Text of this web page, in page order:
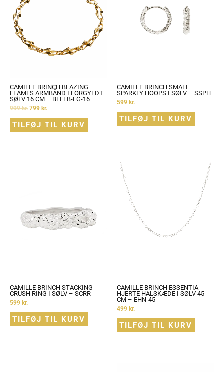
CAMILLE BRINCH BLAZING
FLAMES ARMBÅND I FORGYLDT
SØLV 16 CM – BLFLB-FG-16
999kr. 799 kr.
TILFØJ TIL KURV
CAMILLE BRINCH SMALL
SPARKLY HOOPS I SØLV – SSPH
599 kr.
TILFØJ TIL KURV
CAMILLE BRINCH STACKING
CRUSH RING I SØLV – SCRR
599 kr.
TILFØJ TIL KURV
CAMILLE BRINCH ESSENTIA
HJERTE HALSKÆDE I SØLV 45
CM – EHN-45
499 kr.
TILFØJ TIL KURV